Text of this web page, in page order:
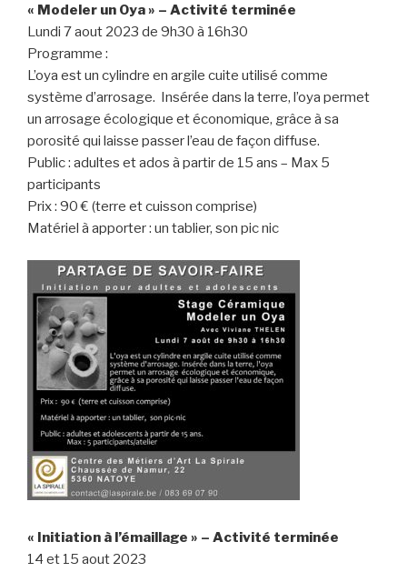
« Modeler un Oya » – Activité terminée
Lundi 7 aout 2023 de 9h30 à 16h30
Programme :
L’oya est un cylindre en argile cuite utilisé comme
système d’arrosage. Insérée dans la terre, l’oya permet
un arrosage écologique et économique, grâce à sa
porosité qui laisse passer l’eau de façon diffuse.
Public : adultes et ados à partir de 15 ans – Max 5
participants
Prix : 90 € (terre et cuisson comprise)
Matériel à apporter : un tablier, son pic nic
« Initiation à l’émaillage » – Activité terminée
14 et 15 aout 2023